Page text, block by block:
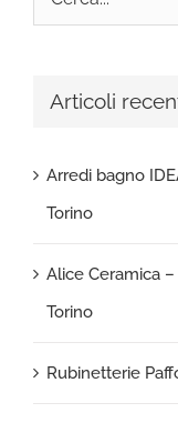
per:
Articoli
Arredi bagno
Torino
Alice Ceramica
Torino
Rubinetterie